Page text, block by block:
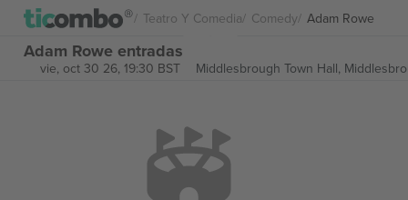
Teatro Y Comedia Comedy Adam Rowe
Adam Rowe entradas
vie, oct 30 26, 19:30 BST Middlesbrough Town Hall,